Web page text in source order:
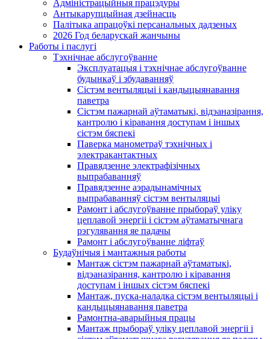
Адміністрацыйныя працэдуры
Антыкарупцыйная дзейнасць
Палітыка апрацоўкі персанальных дадзеных
2026 Год беларускай жанчыны
Работы і паслугі
Тэхнічнае абслугоўванне
Эксплуатацыя і тэхнічнае абслугоўванне
будынкаў і збудаванняў
Сістэм вентыляцыі і кандыцыянавання
паветра
Сістэм пажарнай аўтаматыкі, відэаназірання,
кантролю і кіравання доступам і іншых
сістэм бяспекі
Паверка манометраў тэхнічных і
электракантактных
Правядзенне электрафізічных
выпрабаванняў
Правядзенне аэрадынамічных
выпрабаванняў сістэм вентыляцыі
Рамонт і абслугоўванне прыбораў уліку
цеплавой энергіі і сістэм аўтаматычнага
рэгулявання яе падачы
Рамонт і абслугоўванне ліфтаў
Будаўнічыя і мантажныя работы
Мантаж сістэм пажарнай аўтаматыкі,
відэаназірання, кантролю і кіравання
доступам і іншых сістэм бяспекі
Мантаж, пуска-наладка сістэм вентыляцыі і
кандыцыянавання паветра
Рамонтна-аварыйныя працы
Мантаж прыбораў уліку цеплавой энергіі і